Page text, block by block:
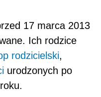
17 marca 2013
Ich rodzice
rodzicielski,
urodzonych po